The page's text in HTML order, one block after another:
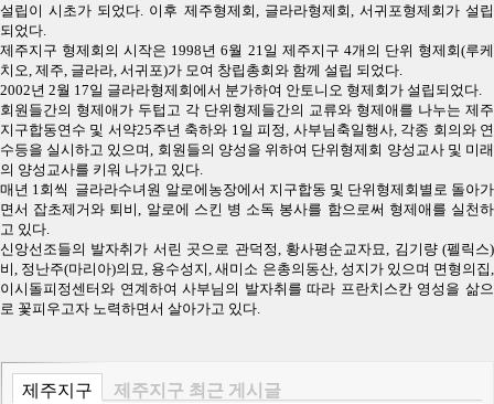
설립이 시초가 되었다. 이후 제주형제회, 글라라형제회, 서귀포형제회가 설립
되었다.
제주지구 형제회의 시작은 1998년 6월 21일 제주지구 4개의 단위 형제회(루케
치오, 제주, 글라라, 서귀포)가 모여 창립총회와 함께 설립 되었다.
2002년 2월 17일 글라라형제회에서 분가하여 안토니오 형제회가 설립되었다.
회원들간의 형제애가 두텁고 각 단위형제들간의 교류와 형제애를 나누는 제주
지구합동연수 및 서약25주년 축하와 1일 피정, 사부님축일행사, 각종 회의와 연
수등을 실시하고 있으며, 회원들의 양성을 위하여 단위형제회 양성교사 및 미래
의 양성교사를 키워 나가고 있다.
매년 1회씩 글라라수녀원 알로에농장에서 지구합동 및 단위형제회별로 돌아가
면서 잡초제거와 퇴비, 알로에 스킨 병 소독 봉사를 함으로써 형제애를 실천하
고 있다.
신앙선조들의 발자취가 서린 곳으로 관덕정, 황사평순교자묘, 김기량 (펠릭스)
비, 정난주(마리아)의묘, 용수성지, 새미소 은총의동산, 성지가 있으며 면형의집,
이시돌피정센터와 연계하여 사부님의 발자취를 따라 프란치스칸 영성을 삶으
로 꽃피우고자 노력하면서 살아가고 있다.
제주지구 제주지구 최근 게시글